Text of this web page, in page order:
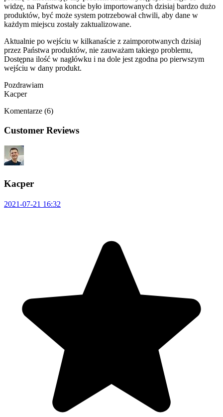
widzę, na Państwa koncie było importowanych dzisiaj bardzo dużo
produktów, być może system potrzebował chwili, aby dane w
każdym miejscu zostały zaktualizowane.
Aktualnie po wejściu w kilkanaście z zaimporotwanych dzisiaj
przez Państwa produktów, nie zauważam takiego problemu,
Dostępna ilość w nagłówku i na dole jest zgodna po pierwszym
wejściu w dany produkt.
Pozdrawiam
Kacper
Komentarze (6)
Customer Reviews
Kacper
2021-07-21 16:32